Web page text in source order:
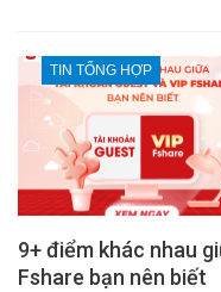
TIN TỔNG HỢP
9+ điểm khác nhau
Fshare bạn nên biết